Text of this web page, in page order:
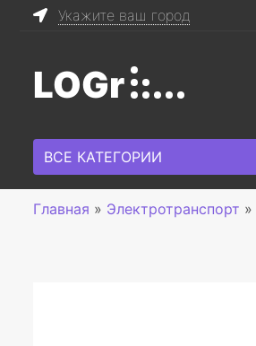
Укажите ваш город
LOGr
ВСЕ КАТЕГОРИИ
Главная » Электротранспорт »